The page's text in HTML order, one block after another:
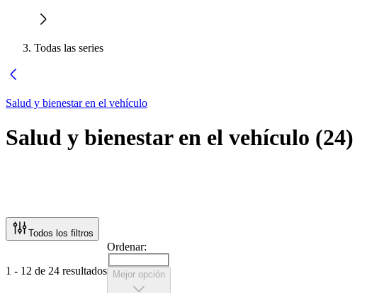
Todas las series
Salud y bienestar en el vehículo
Salud y bienestar en el vehículo (24)
Todos los filtros
1 - 12 de 24 resultados
Ordenar:
Mejor opción